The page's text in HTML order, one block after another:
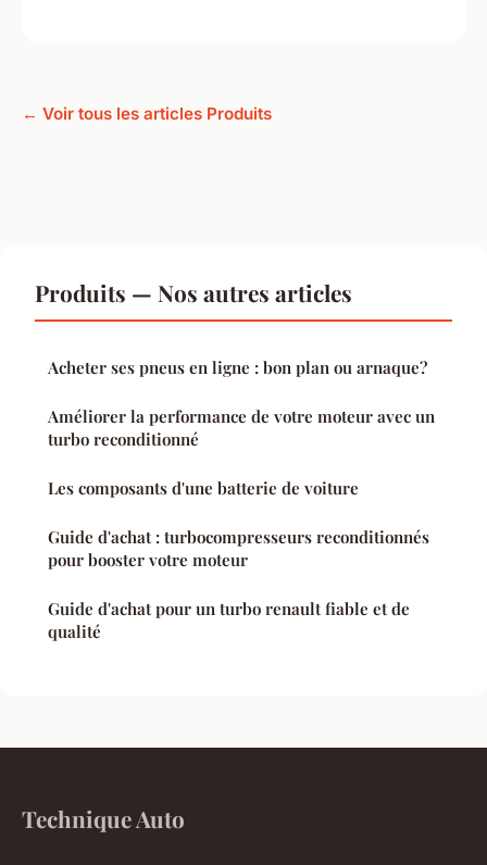
← Voir tous les articles Produits
Produits — Nos autres articles
Acheter ses pneus en ligne : bon plan ou arnaque?
Améliorer la performance de votre moteur avec un
turbo reconditionné
Les composants d'une batterie de voiture
Guide d'achat : turbocompresseurs reconditionnés
pour booster votre moteur
Guide d'achat pour un turbo renault fiable et de
qualité
Technique Auto